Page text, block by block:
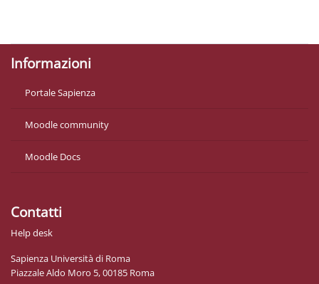
Informazioni
Portale Sapienza
Moodle community
Moodle Docs
Contatti
Help desk
Sapienza Università di Roma
Piazzale Aldo Moro 5, 00185 Roma